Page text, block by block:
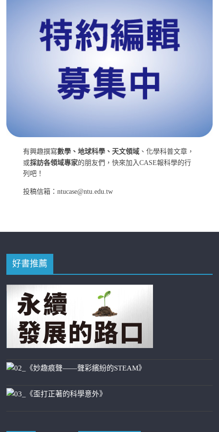
有興趣撰寫數學、地球科學、天文領域 、化學科普文章，
或採訪各領域專家的朋友們，快來加入CASE報科學的行
列吧！
投稿信箱：ntucase@ntu.edu.tw
好書推薦